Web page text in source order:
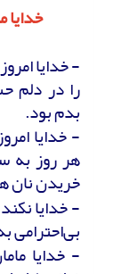
- خدایا
را در دلم
بدم بود.
- خدایا
هر روز به
خریدن نان
- خدایا
بی‌احترامی
- خدایا